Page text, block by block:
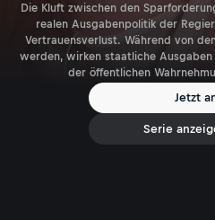
Die Kluft zwischen den
realen Ausgabenpolitik der
Vertrauensverlust. Während von
werden, wirken staatliche
der öffentlichen
Jetzt
Serie